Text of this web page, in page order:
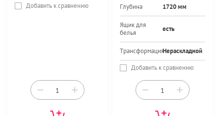
Добавить к сравнению
− +
Глубина 1720 мм
Ящик для
белья
есть
ТрансформацияНераскладной
Добавить к сравнению
− +